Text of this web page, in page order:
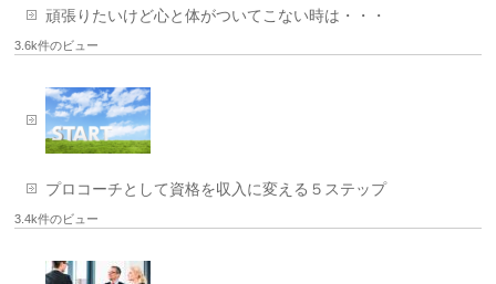
頑張りたいけど心と体がついてこない時は・・・
3.6k件のビュー
プロコーチとして資格を収入に変える５ステップ
3.4k件のビュー